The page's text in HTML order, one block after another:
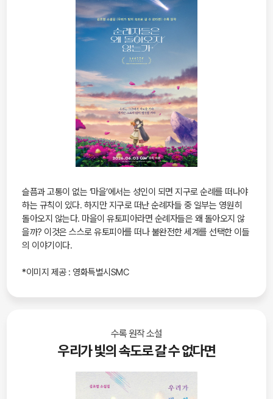
슬픔과 고통이 없는 ‘마을’에서는 성인이 되면 지구로 순례를 떠나야
하는 규칙이 있다. 하지만 지구로 떠난 순례자들 중 일부는 영원히
돌아오지 않는다. 마을이 유토피아라면 순례자들은 왜 돌아오지 않
을까? 이것은 스스로 유토피아를 떠나 불완전한 세계를 선택한 이들
의 이야기이다.
*이미지 제공 : 영화특별시SMC
수록 원작 소설
우리가 빛의 속도로 갈 수 없다면